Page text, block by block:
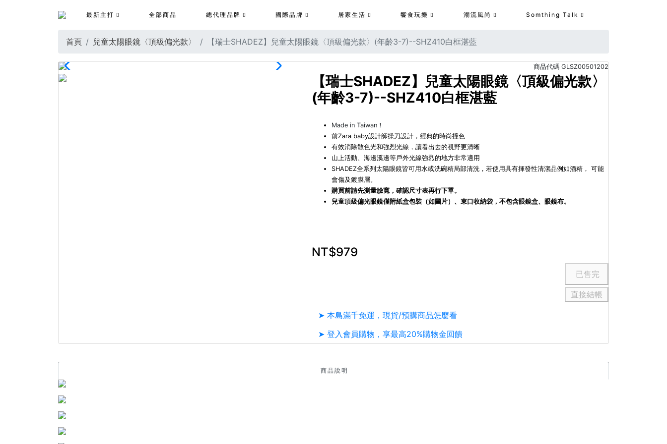
最新主打 全部商品 總代理品牌 國際品牌 居家生活 饗食玩樂 潮流風尚 Somthing Talk
首頁 兒童太陽眼鏡〈頂級偏光款〉 【瑞士SHADEZ】兒童太陽眼鏡〈頂級偏光款〉(年齡3-7)--SHZ410白框湛藍
商品代碼 GLSZ00501202
【瑞士SHADEZ】兒童太陽眼鏡〈頂級偏光款〉
(年齡3-7)--SHZ410白框湛藍
Made in Taiwan！
前Zara baby設計師操刀設計，經典的時尚撞色
有效消除散色光和強烈光線，讓看出去的視野更清晰
山上活動、海邊溪邊等戶外光線強烈的地方非常適用
SHADEZ全系列太陽眼鏡皆可用水或洗碗精局部清洗，若使用具有揮發性清潔品例如酒精， 可能
會傷及鍍膜層。
購買前請先測量臉寬，確認尺寸表再行下單。
兒童頂級偏光眼鏡僅附紙盒包裝（如圖片）、束口收納袋，不包含眼鏡盒、眼鏡布。
NT$979
直接結帳
➤ 本島滿千免運，現貨/預購商品怎麼看
➤ 登入會員購物，享最高20%購物金回饋
商品說明